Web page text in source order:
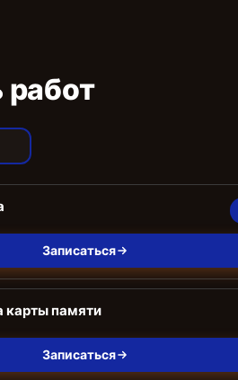
Записаться
карты памяти
Записаться